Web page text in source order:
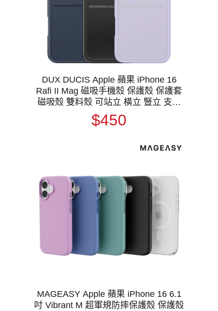
DUX DUCIS Apple 蘋果 iPhone 16
Rafi II Mag 磁吸手機殼 保護殼 保護套
磁吸殼 雙料殼 可站立 橫立 豎立 支援
MagSafe
$450
MAGEASY Apple 蘋果 iPhone 16 6.1
吋 Vibrant M 超軍規防摔保護殼 保護殼